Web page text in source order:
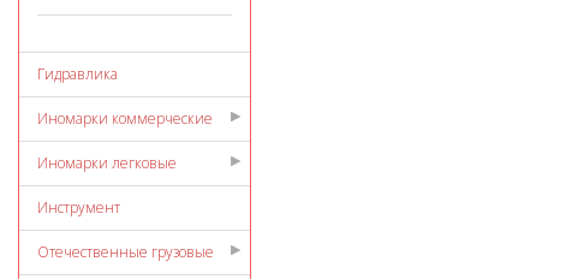
Гидравлика
Иномарки коммерческие
Иномарки легковые
Инструмент
Отечественные грузовые